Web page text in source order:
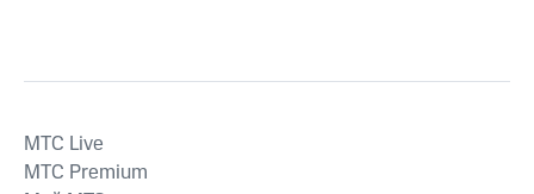
MTС Live
MTС Premium